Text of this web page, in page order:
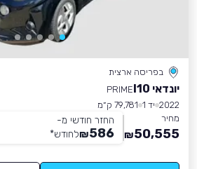
בפריסה ארצית
יונדאי I10
PRIME
2022 יד 1
79,781 ק״מ
מחיר
50,555
₪
החזר חודשי מ-
586
₪לחודש*